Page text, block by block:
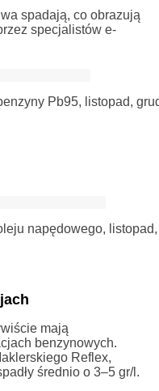
spadają, co obrazują
specjalistów e-
Pb95, listopad,
napędowego, listopad,
mają
benzynowych.
Reflex,
średnio o 3–5 gr/l.